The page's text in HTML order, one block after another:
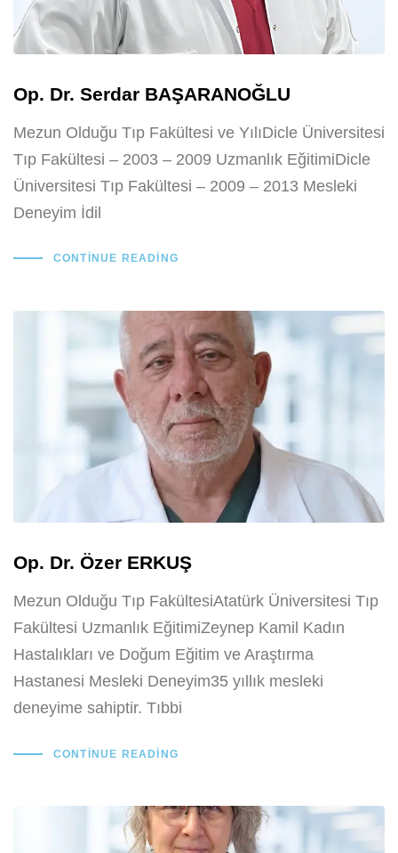
Op. Dr. Serdar BAŞARANOĞLU
Mezun Olduğu Tıp Fakültesi ve YılıDicle Üniversitesi
Tıp Fakültesi – 2003 – 2009 Uzmanlık EğitimiDicle
Üniversitesi Tıp Fakültesi – 2009 – 2013 Mesleki
Deneyim İdil
CONTINUE READING
Op. Dr. Özer ERKUŞ
Mezun Olduğu Tıp FakültesiAtatürk Üniversitesi Tıp
Fakültesi Uzmanlık EğitimiZeynep Kamil Kadın
Hastalıkları ve Doğum Eğitim ve Araştırma
Hastanesi Mesleki Deneyim35 yıllık mesleki
deneyime sahiptir. Tıbbi
CONTINUE READING